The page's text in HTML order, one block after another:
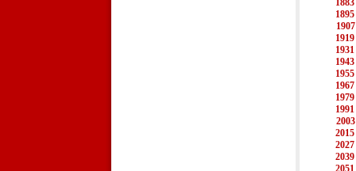
1883
1895
1907
1919
1931
1943
1955
1967
1979
1991
2003
2015
2027
2039
2051